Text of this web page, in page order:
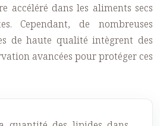
accéléré dans les aliments secs
Cependant, de nombreuses
de haute qualité intègrent des
avancées pour protéger ces